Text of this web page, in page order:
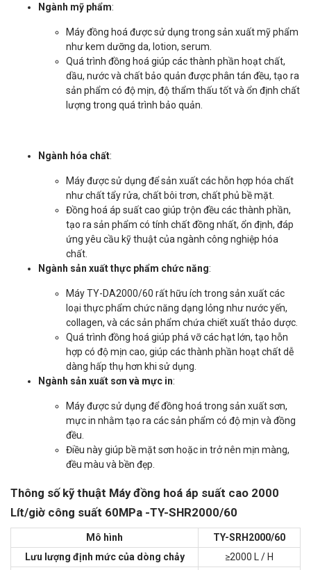
Ngành mỹ phẩm:
Máy đồng hoá được sử dụng trong sản xuất mỹ phẩm
như kem dưỡng da, lotion, serum.
Quá trình đồng hoá giúp các thành phần hoạt chất,
dầu, nước và chất bảo quản được phân tán đều, tạo ra
sản phẩm có độ mịn, độ thẩm thấu tốt và ổn định chất
lượng trong quá trình bảo quản.
Ngành hóa chất:
Máy được sử dụng để sản xuất các hỗn hợp hóa chất
như chất tẩy rửa, chất bôi trơn, chất phủ bề mặt.
Đồng hoá áp suất cao giúp trộn đều các thành phần,
tạo ra sản phẩm có tính chất đồng nhất, ổn định, đáp
ứng yêu cầu kỹ thuật của ngành công nghiệp hóa
chất.
Ngành sản xuất thực phẩm chức năng:
Máy TY-DA2000/60 rất hữu ích trong sản xuất các
loại thực phẩm chức năng dạng lỏng như nước yến,
collagen, và các sản phẩm chứa chiết xuất thảo dược.
Quá trình đồng hoá giúp phá vỡ các hạt lớn, tạo hỗn
hợp có độ mịn cao, giúp các thành phần hoạt chất dễ
dàng hấp thụ hơn khi sử dụng.
Ngành sản xuất sơn và mực in:
Máy được sử dụng để đồng hoá trong sản xuất sơn,
mực in nhằm tạo ra các sản phẩm có độ mịn và đồng
đều.
Điều này giúp bề mặt sơn hoặc in trở nên mịn màng,
đều màu và bền đẹp.
Thông số kỹ thuật Máy đồng hoá áp suất cao 2000
Lít/giờ công suất 60MPa -TY-SHR2000/60
Mô hình
TY-SRH2000/60
Lưu lượng định mức của dòng chảy
≥2000 L / H